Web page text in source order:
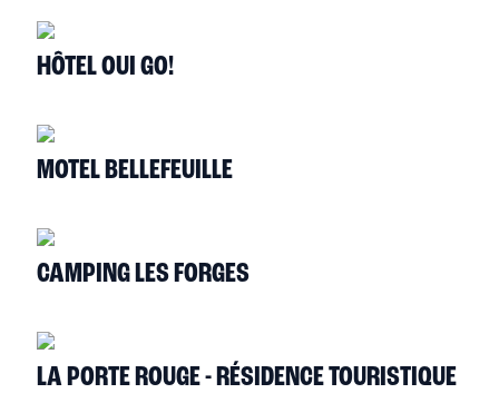
HÔTEL OUI GO!
MOTEL BELLEFEUILLE
CAMPING LES FORGES
LA PORTE ROUGE - RÉSIDENCE TOURISTIQUE